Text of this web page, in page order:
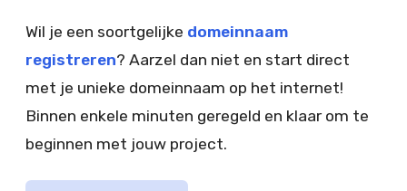
Wil je een soortgelijke domeinnaam
registreren? Aarzel dan niet en start direct
met je unieke domeinnaam op het internet!
Binnen enkele minuten geregeld en klaar om te
beginnen met jouw project.